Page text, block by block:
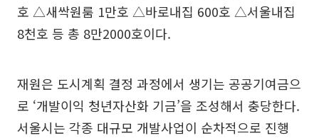
호 △새싹원룸 1만호 △바로내집 600호 △서울내집
8천호 등 총 8만2000호이다.
재원은 도시계획 결정 과정에서 생기는 공공기여금으
로 ‘개발이익 청년자산화 기금’을 조성해서 충당한다.
서울시는 각종 대규모 개발사업이 순차적으로 진행